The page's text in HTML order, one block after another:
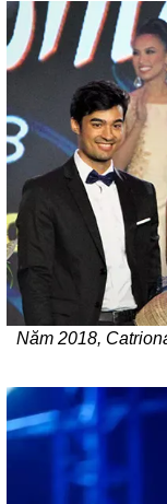
Năm 2018,